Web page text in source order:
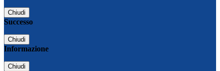
Chiudi
Successo
Chiudi
Informazione
Chiudi